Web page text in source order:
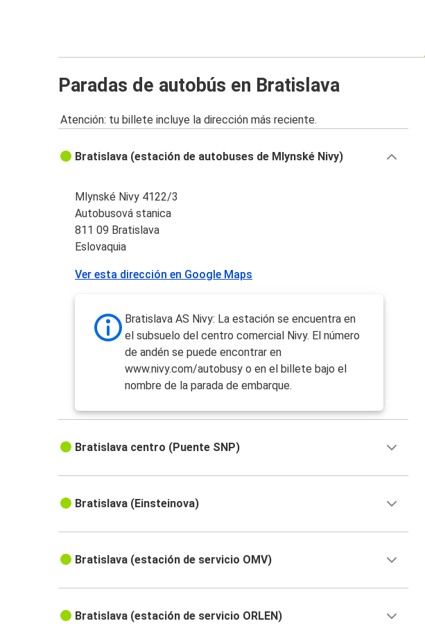
Paradas de autobús en Bratislava
Atención: tu billete incluye la dirección más reciente.
Bratislava (estación de autobuses de Mlynské Nivy)
Mlynské Nivy 4122/3
Autobusová stanica
811 09 Bratislava
Eslovaquia
Ver esta dirección en Google Maps
Bratislava AS Nivy: La estación se encuentra en
el subsuelo del centro comercial Nivy. El número
de andén se puede encontrar en
www.nivy.com/autobusy o en el billete bajo el
nombre de la parada de embarque.
Bratislava centro (Puente SNP)
Bratislava (Einsteinova)
Bratislava (estación de servicio OMV)
Bratislava (estación de servicio ORLEN)